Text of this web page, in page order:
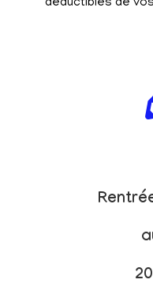
déductibles de